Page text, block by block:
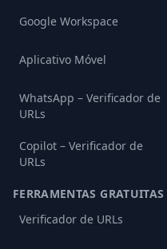
Google Workspace
Aplicativo Móvel
WhatsApp – Verificador de
URLs
Copilot – Verificador de
URLs
FERRAMENTAS GRATUITAS
Verificador de URLs